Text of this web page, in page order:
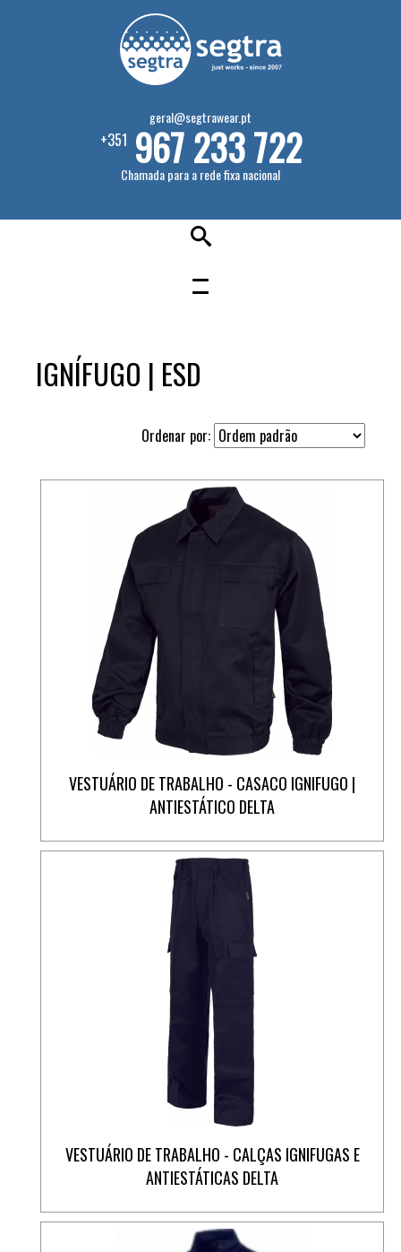
geral@segtrawear.pt
+351 967 233 722
Chamada para a rede fixa nacional
IGNÍFUGO | ESD
Ordenar por:
VESTUÁRIO DE TRABALHO - CASACO IGNIFUGO |
ANTIESTÁTICO DELTA
VESTUÁRIO DE TRABALHO - CALÇAS IGNIFUGAS E
ANTIESTÁTICAS DELTA